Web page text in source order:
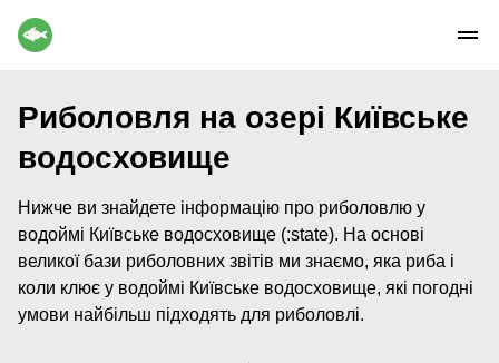
Риболовля на озері Київське
водосховище
Нижче ви знайдете інформацію про риболовлю у
водоймі Київське водосховище (:state). На основі
великої бази риболовних звітів ми знаємо, яка риба і
коли клює у водоймі Київське водосховище, які погодні
умови найбільш підходять для риболовлі.